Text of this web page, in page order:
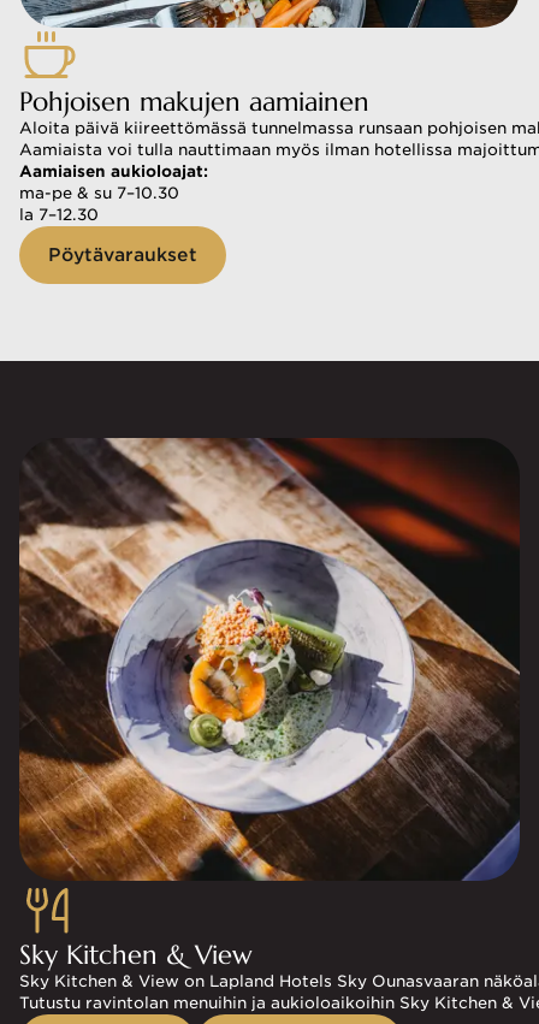
Pohjoisen makujen aamiainen
Aloita päivä kiireettömässä tunnelmassa runsaan pohjoisen
Aamiaista voi tulla nauttimaan myös ilman hotellissa
Aamiaisen aukioloajat:
ma-pe & su 7–10.30
la 7–12.30
Pöytävaraukset
Sky Kitchen & View
Sky Kitchen & View on Lapland Hotels Sky Ounasvaaran
Tutustu ravintolan menuihin ja aukioloaikoihin Sky Kitchen &